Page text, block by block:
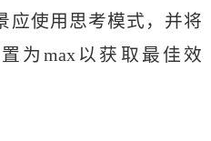
应使用思考模式，并将
置为max以获取最佳效